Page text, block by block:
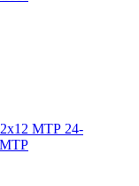
24-